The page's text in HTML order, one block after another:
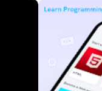
友好的編程嚮導社區